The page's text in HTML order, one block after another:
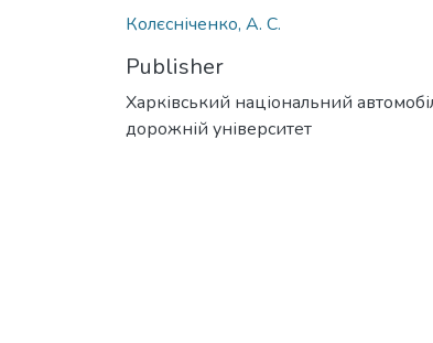
Колєсніченко, А. С.
Publisher
Харківський національний
дорожній університет